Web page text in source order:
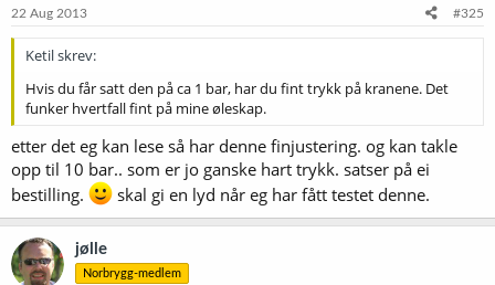
22 Aug 2013 #325
Ketil skrev:
Hvis du får satt den på ca 1 bar, har du fint trykk på kranene. Det
funker hvertfall fint på mine øleskap.
etter det eg kan lese så har denne finjustering. og kan takle
opp til 10 bar.. som er jo ganske hart trykk. satser på ei
bestilling.
skal gi en lyd når eg har fått testet denne.
jølle
Norbrygg-medlem